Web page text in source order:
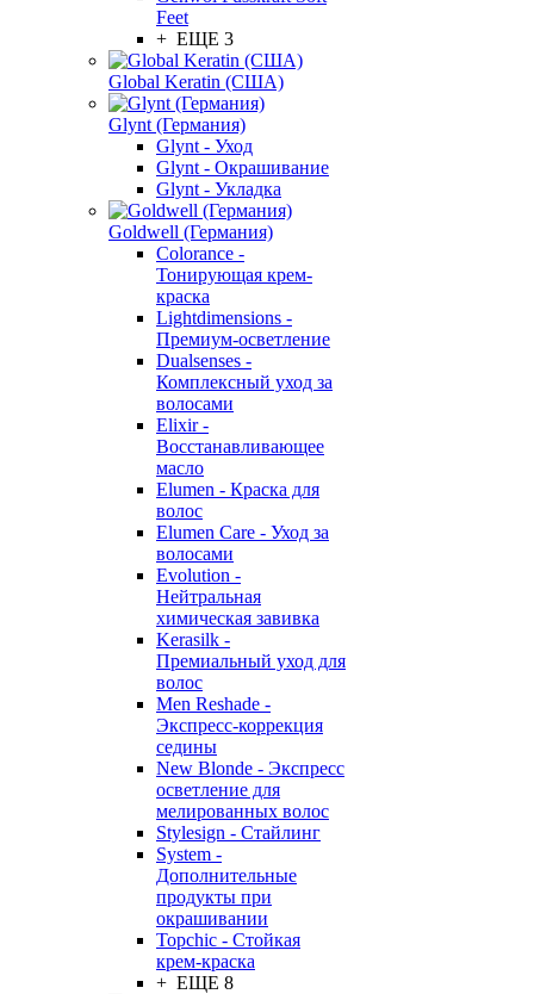
Feet
+ ЕЩЕ 3
Global Keratin (США)
Glynt (Германия)
Glynt - Уход
Glynt - Окрашивание
Glynt - Укладка
Goldwell (Германия)
Colorance -
Тонирующая крем-
краска
Lightdimensions -
Премиум-осветление
Dualsenses -
Комплексный уход за
волосами
Elixir -
Восстанавливающее
масло
Elumen - Краска для
волос
Elumen Care - Уход за
волосами
Evolution -
Нейтральная
химическая завивка
Kerasilk -
Премиальный уход для
волос
Men Reshade -
Экспресс-коррекция
седины
New Blonde - Экспресс
осветление для
мелированных волос
Stylesign - Стайлинг
System -
Дополнительные
продукты при
окрашивании
Topchic - Стойкая
крем-краска
+ ЕЩЕ 8